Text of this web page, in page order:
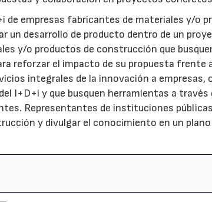
de empresas fabricantes de materiales y/o
un desarrollo de producto dentro de un
y/o productos de construcción que
reforzar el impacto de su propuesta frente
integrales de la innovación a empresas,
I+D+i y que busquen herramientas a través
Representantes de instituciones
y divulgar el conocimiento en un